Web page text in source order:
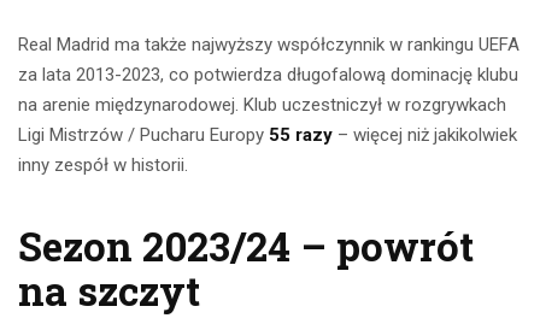
Real Madrid ma także najwyższy współczynnik w rankingu UEFA
za lata 2013-2023, co potwierdza długofalową dominację klubu
na arenie międzynarodowej. Klub uczestniczył w rozgrywkach
Ligi Mistrzów / Pucharu Europy 55 razy – więcej niż jakikolwiek
inny zespół w historii.
Sezon 2023/24 – powrót
na szczyt